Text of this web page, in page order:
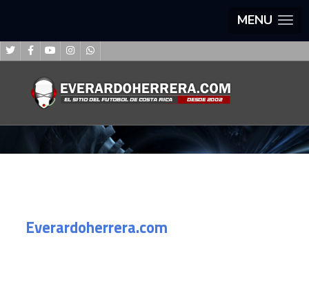
MENU
Everardoherrera.com